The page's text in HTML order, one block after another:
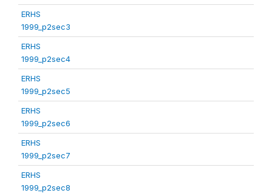
ERHS
1999_p2sec3
ERHS
1999_p2sec4
ERHS
1999_p2sec5
ERHS
1999_p2sec6
ERHS
1999_p2sec7
ERHS
1999_p2sec8